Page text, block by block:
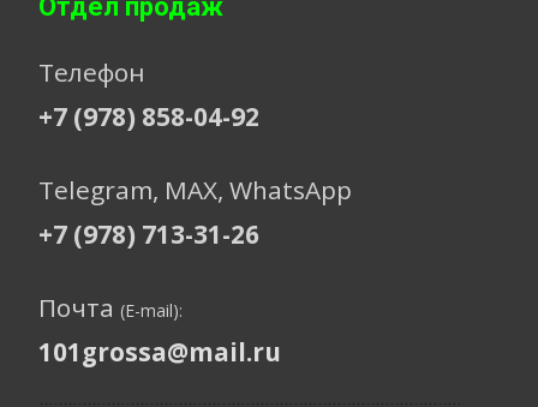
Отдел продаж
Телефон
+7 (978) 858-04-92
Telegram, МАХ, WhatsApp
+7 (978) 713-31-26
Почта (E-mail):
101grossa@mail.ru